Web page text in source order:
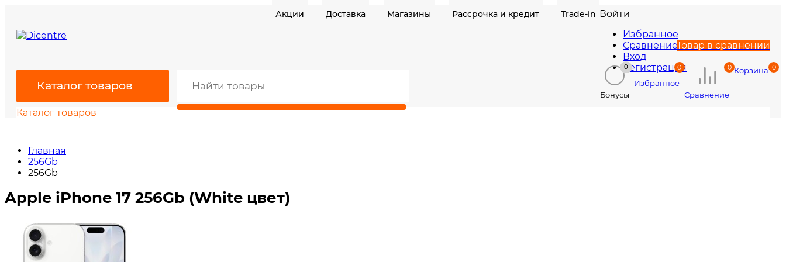
Акции Доставка Магазины Рассрочка и кредит Trade-in Войти
Избранное
СравнениеТовар в сравнении
Вход
Регистрация
Каталог товаров
0
Бонусы
0
Избранное
0
Сравнение
0
Корзина
Каталог товаров
Главная
256Gb
256Gb
Apple iPhone 17 256Gb (White цвет)